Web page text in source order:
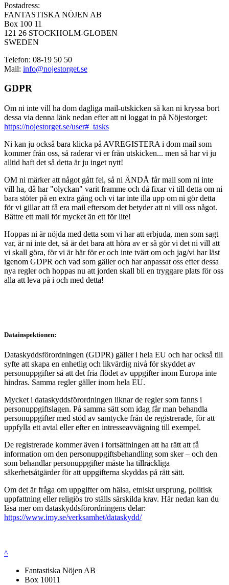
Postadress:
FANTASTISKA NÖJEN AB
Box 100 11
121 26 STOCKHOLM-GLOBEN
SWEDEN
Telefon: 08-19 50 50
Mail: info@nojestorget.se
GDPR
Om ni inte vill ha dom dagliga mail-utskicken så kan ni kryssa bort
dessa via denna länk nedan efter att ni loggat in på Nöjestorget:
https://nojestorget.se/user#_tasks
Ni kan ju också bara klicka på AVREGISTERA i dom mail som
kommer från oss, så raderar vi er från utskicken... men så har vi ju
alltid haft det så detta är ju inget nytt!
OM ni märker att något gått fel, så ni ÄNDÅ får mail som ni inte
vill ha, då har "olyckan" varit framme och då fixar vi till detta om ni
bara stöter på en extra gång och vi tar inte illa upp om ni gör detta
för vi gillar att få era mail eftersom det betyder att ni vill oss något.
Bättre ett mail för mycket än ett för lite!
Hoppas ni är nöjda med detta som vi har att erbjuda, men som sagt
var, är ni inte det, så är det bara att höra av er så gör vi det ni vill att
vi skall göra, för vi är här för er och inte tvärt om och jag/vi har läst
igenom GDPR och vad som gäller och har anpassat oss efter dessa
nya regler och hoppas nu att jorden skall bli en tryggare plats för oss
alla att leva på i och med detta!
Datainspektionen:
Dataskyddsförordningen (GDPR) gäller i hela EU och har också till
syfte att skapa en enhetlig och likvärdig nivå för skyddet av
personuppgifter så att det fria flödet av uppgifter inom Europa inte
hindras. Samma regler gäller inom hela EU.
Mycket i dataskyddsförordningen liknar de regler som fanns i
personuppgiftslagen. På samma sätt som idag får man behandla
personuppgifter med stöd av samtycke från de registrerade, för att
uppfylla ett avtal eller efter en intresseavvägning till exempel.
De registrerade kommer även i fortsättningen att ha rätt att få
information om den personuppgiftsbehandling som sker – och den
som behandlar personuppgifter måste ha tillräckliga
säkerhetsåtgärder för att uppgifterna skyddas på rätt sätt.
Om det är fråga om uppgifter om hälsa, etniskt ursprung, politisk
uppfattning eller religiös tro ställs särskilda krav. Här nedan kan du
läsa mer om dataskyddsförordningens delar:
https://www.imy.se/verksamhet/dataskydd/
^
Fantastiska Nöjen AB
Box 10011